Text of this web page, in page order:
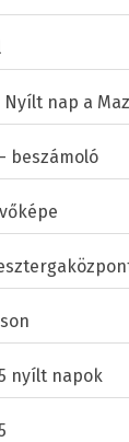
Nyílt nap a
beszámoló
nyílt napok